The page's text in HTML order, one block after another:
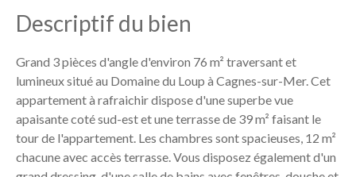
Descriptif du bien
Grand 3 pièces d'angle d'environ 76 m² traversant et
lumineux situé au Domaine du Loup à Cagnes-sur-Mer. Cet
appartement à rafraichir dispose d'une superbe vue
apaisante coté sud-est et une terrasse de 39 m² faisant le
tour de l'appartement. Les chambres sont spacieuses, 12 m²
chacune avec accès terrasse. Vous disposez également d'un